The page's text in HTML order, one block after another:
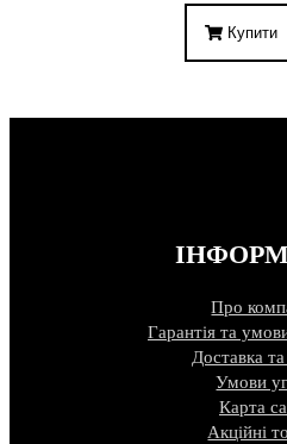
Купити
Про
Гарантія та
Доставка
Умови
Карта
Акційні